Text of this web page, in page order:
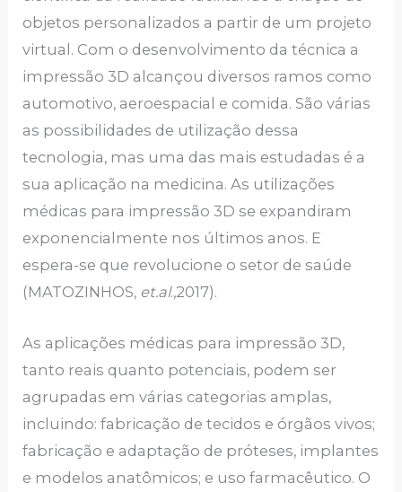
objetos personalizados a partir de um projeto
virtual. Com o desenvolvimento da técnica a
impressão 3D alcançou diversos ramos como
automotivo, aeroespacial e comida. São várias
as possibilidades de utilização dessa
tecnologia, mas uma das mais estudadas é a
sua aplicação na medicina. As utilizações
médicas para impressão 3D se expandiram
exponencialmente nos últimos anos. E
espera-se que revolucione o setor de saúde
(MATOZINHOS, et.al.,2017).
As aplicações médicas para impressão 3D,
tanto reais quanto potenciais, podem ser
agrupadas em várias categorias amplas,
incluindo: fabricação de tecidos e órgãos vivos;
fabricação e adaptação de próteses, implantes
e modelos anatômicos; e uso farmacêutico. O